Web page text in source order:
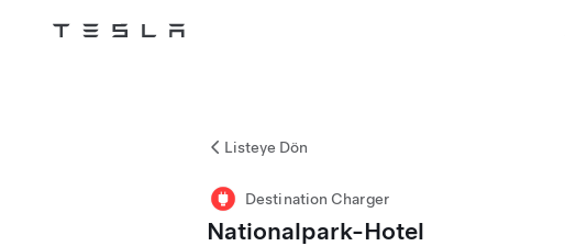
Tesla
Listeye Dön
Destination Charger
Nationalpark-Hotel